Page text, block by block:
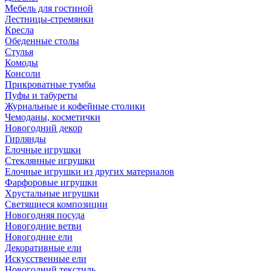
Мебель для гостиной
Лестницы-стремянки
Кресла
Обеденные столы
Стулья
Комоды
Консоли
Прикроватные тумбы
Пуфы и табуреты
Журнальные и кофейные столики
Чемоданы, косметички
Новогодний декор
Гирлянды
Елочные игрушки
Стеклянные игрушки
Елочные игрушки из других материалов
Фарфоровые игрушки
Хрустальные игрушки
Светящиеся композиции
Новогодняя посуда
Новогодние ветви
Новогодние ели
Декоративные ели
Искусственные ели